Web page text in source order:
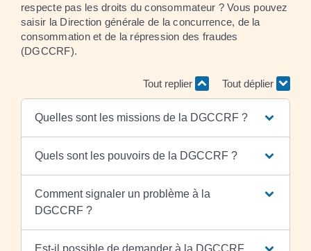
respecte pas les droits du consommateur ? Vous pouvez
saisir la Direction générale de la concurrence, de la
consommation et de la répression des fraudes
(DGCCRF).
Tout replier Tout déplier
Quelles sont les missions de la DGCCRF ?
Quels sont les pouvoirs de la DGCCRF ?
Comment signaler un problème à la
DGCCRF ?
Est-il possible de demander à la DGCCRF